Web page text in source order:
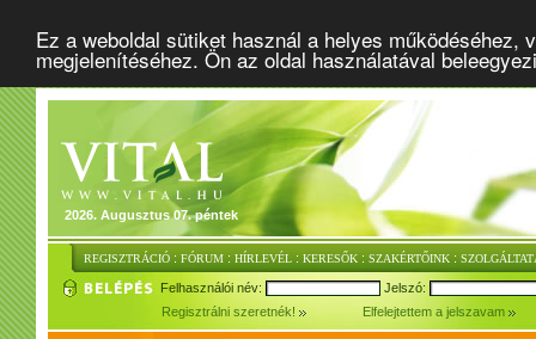
Ez a weboldal sütiket használ a helyes
megjelenítéséhez. Ön az oldal használatával
2026. Augusztus 07. péntek
REGISZTRÁCIÓ : FÓRUM : HÍRLEVÉL : KERESŐK : SZAKÉRTŐINK :
Felhasználói név:
Jelszó:
Regisztrálni szeretnék!
Elfelejtettem a jelszavam